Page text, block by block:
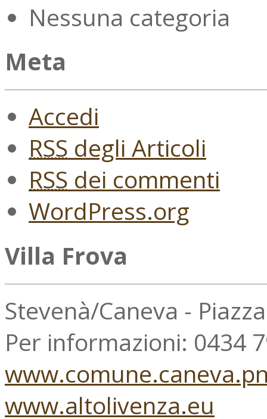
Nessuna categoria
Meta
Accedi
RSS degli Articoli
RSS dei commenti
WordPress.org
Villa Frova
Stevenà/Caneva -
Per informazioni: 0434
www.altolivenza.eu